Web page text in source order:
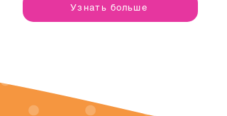
Узнать больше